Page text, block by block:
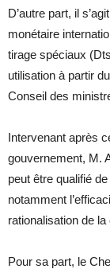
D’autre part, il
monétaire
tirage spéciaux
utilisation à partir
Conseil des
Intervenant après
gouvernement, M.
peut être qualifié
notamment
rationalisation de
Pour sa part, le